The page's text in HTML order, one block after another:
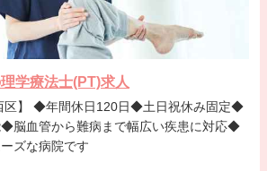
学療法士(PT)求人
休み固定◆
◆脳血管から難病まで幅広い疾患に対応◆
ズな病院です